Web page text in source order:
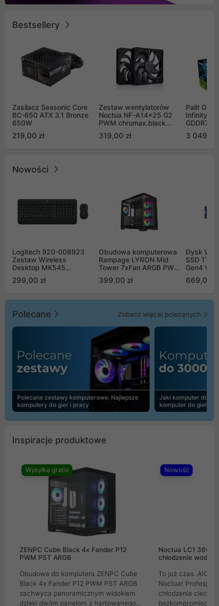
Bestsellery
Zasilacz Seasonic Core
BC-650 ATX 3.1 Bronze
650W
219,00 zł
Zestaw wentylatorów
Noctua NF-A14x25 G2
PWM chromax.black
Push Pull (2szt)
319,00 zł
Palit
Infinity 3
GDDR7
GB2050S)
3 049,00
Nowości
Logitech 920-008923
Zestaw Wireless
Desktop MK545
299,00 zł
Obudowa komputerowa
Rampage LYRON Mid
Tower 7xFan ARGB PWM
399,00 zł
Dysk WD
SSD 1TB
Gen4
669,00
Polecane Zobacz więcej polecanych
Polecane zestawy komputerowe. Najlepsze
komputery do gier i pracy
Jaki komputer do
komputer do gier |
Inspiracje produktowe
Wysyłka gratis
ZENPC Cube Black 4x Fander P12
PWM PST ARGB
Obudowa do komputera ZENPC Cube
Black 4x Fander P12 PWM PST ARGB
zachwyca panoramicznym widokiem
dzięki dwóm panelom z hartowanego
Nowość
Noctua LC1
chłodzenie wodne
To już czas. AIO
Noctua!
chłodzenia cieczą